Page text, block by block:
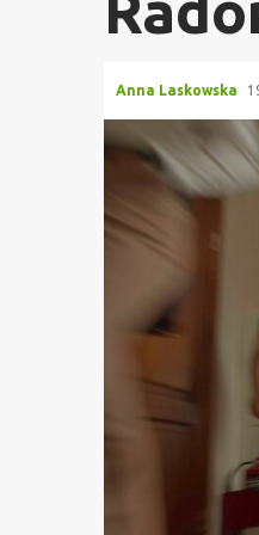
Anna Laskowska